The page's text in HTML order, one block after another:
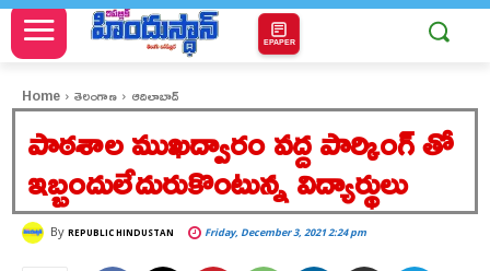
EPAPER
Home తెలంగాణ ఆదిలాబాద్
పాఠశాల ముఖద్వారం వద్ద పార్కింగ్ తో
ఇబ్బందులేదురుకొంటున్న విద్యార్థులు
By REPUBLIC HINDUSTAN Friday, December 3, 2021 2:24 pm